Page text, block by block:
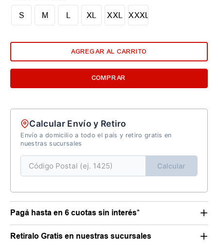
S L
M XL XXL XXXL
AGREGAR AL CARRITO
COMPRAR
Calcular Envío y Retiro
Envío a domicilio a todo el país y retiro gratis en
nuestras sucursales
Calcular
Pagá hasta en 6 cuotas sin interés*
Retiralo Gratis en nuestras sucursales